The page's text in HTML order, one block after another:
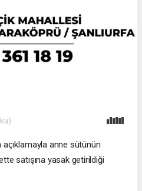
açıklamayla anne sütünün
satışına yasak getirildiği